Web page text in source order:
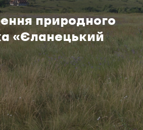
природного
«Єланецький